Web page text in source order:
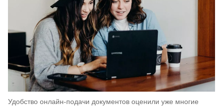
Удобство онлайн-подачи документов оценили уже многие